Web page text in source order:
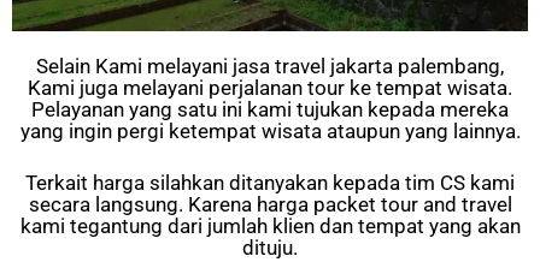
Selain Kami melayani jasa travel jakarta palembang,
Kami juga melayani perjalanan tour ke tempat wisata.
Pelayanan yang satu ini kami tujukan kepada mereka
yang ingin pergi ketempat wisata ataupun yang lainnya.
Terkait harga silahkan ditanyakan kepada tim CS kami
secara langsung. Karena harga packet tour and travel
kami tegantung dari jumlah klien dan tempat yang akan
dituju.